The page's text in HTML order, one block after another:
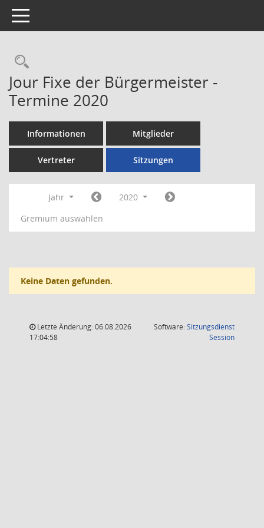
Toggle navigation
Rechercheauswahl
Jour Fixe der Bürgermeister -
Termine 2020
Informationen Mitglieder
Vertreter Sitzungen
Jahr
2020
Gremium auswählen
Keine Daten gefunden.
Letzte Änderung: 06.08.2026
17:04:58
Software:Sitzungsdienst
Session(Wird in